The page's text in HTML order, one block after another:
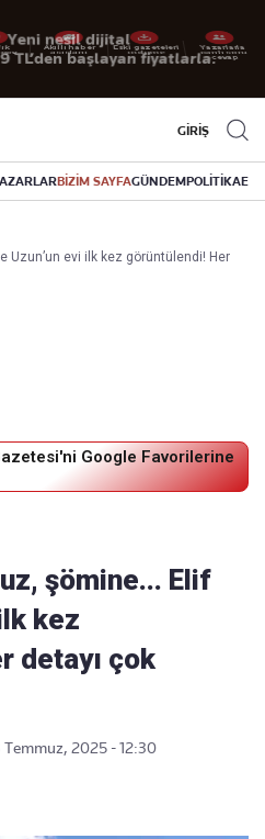
Akıllı haber
asistanı
Eski gazeteleri
indirme
Yazarlarla
canlı soru
cevap
GİRİŞ
BİZİM SAYFAGÜNDEMPOLİTİKA
Uzun’un evi ilk kez görüntülendi! Her
Google Favorilerine
şömine... Elif
kez
detayı çok
2025 - 12:30